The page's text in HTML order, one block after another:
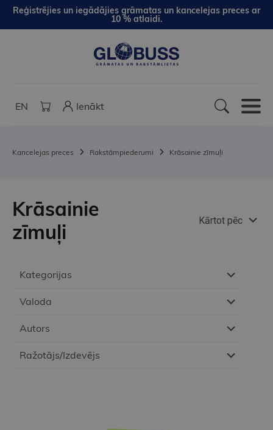
Reģistrējies un iegādājies grāmatas un kancelejas preces ar
10 % atlaidi.
EN Ienākt
Kancelejas preces Rakstāmpiederumi Krāsainie zīmuļi
Kategorijas
Valoda
Autors
Ražotājs/Izdevējs
Krāsainie
zīmuļi
Kārtot pēc